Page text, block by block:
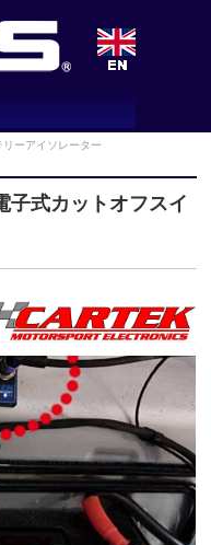
ーアイソレーター
子式カットオフスイ